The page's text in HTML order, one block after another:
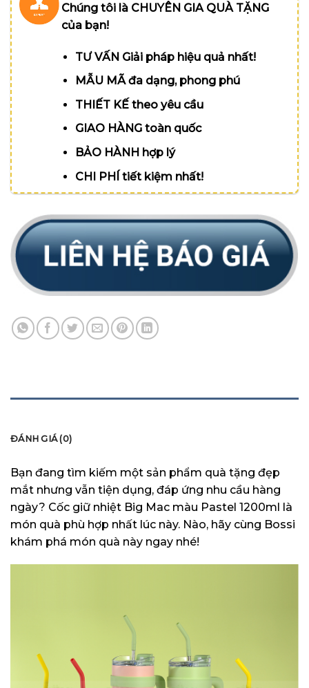
Chúng tôi là CHUYÊN GIA QUÀ TẶNG
của bạn!
TƯ VẤN Giải pháp hiệu quả nhất!
MẪU MÃ đa dạng, phong phú
THIẾT KẾ theo yêu cầu
GIAO HÀNG toàn quốc
BẢO HÀNH hợp lý
CHI PHÍ tiết kiệm nhất!
ĐÁNH GIÁ (0)
Bạn đang tìm kiếm một sản phẩm quà tặng đẹp
mắt nhưng vẫn tiện dụng, đáp ứng nhu cầu hàng
ngày? Cốc giữ nhiệt Big Mac màu Pastel 1200ml là
món quà phù hợp nhất lúc này. Nào, hãy cùng Bossi
khám phá món quà này ngay nhé!